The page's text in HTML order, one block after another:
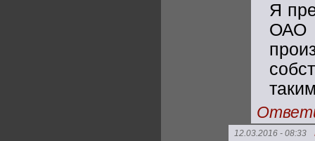
Я
ОАО
12.03.2016 - 08:33